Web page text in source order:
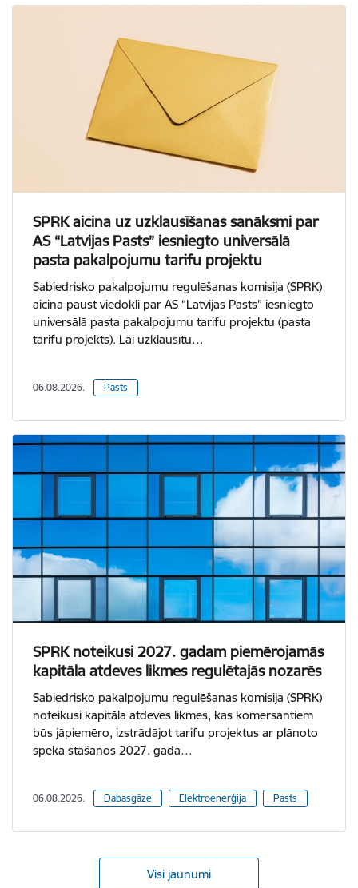
SPRK aicina uz uzklausīšanas sanāksmi par
AS “Latvijas Pasts” iesniegto universālā
pasta pakalpojumu tarifu projektu
Sabiedrisko pakalpojumu regulēšanas komisija (SPRK)
aicina paust viedokli par AS “Latvijas Pasts” iesniegto
universālā pasta pakalpojumu tarifu projektu (pasta
tarifu projekts). Lai uzklausītu…
06.08.2026. Pasts
SPRK noteikusi 2027. gadam piemērojamās
kapitāla atdeves likmes regulētajās nozarēs
Sabiedrisko pakalpojumu regulēšanas komisija (SPRK)
noteikusi kapitāla atdeves likmes, kas komersantiem
būs jāpiemēro, izstrādājot tarifu projektus ar plānoto
spēkā stāšanos 2027. gadā…
06.08.2026. Dabasgāze Elektroenerģija Pasts
Visi jaunumi